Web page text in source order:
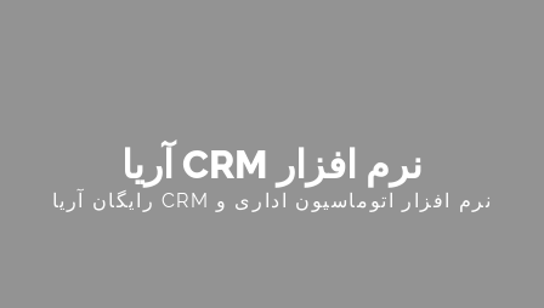
نرم افزار CRM آریا
نرم افزار اتوماسیون اداری و CRM رایگان آریا